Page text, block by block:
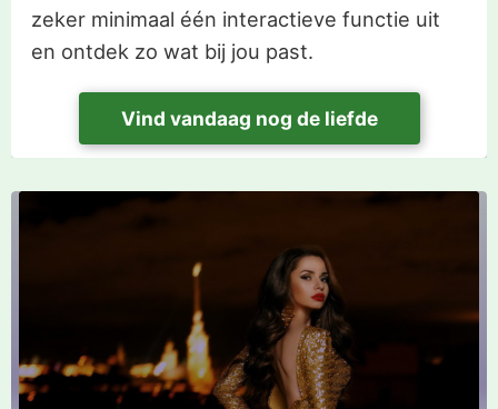
zeker minimaal één interactieve functie uit
en ontdek zo wat bij jou past.
Vind vandaag nog de liefde